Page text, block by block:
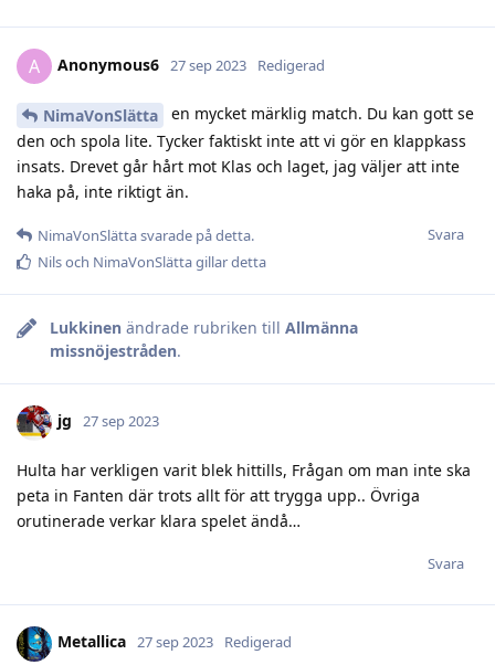
A Anonymous6 27 sep 2023 Redigerad
NimaVonSlätta
en mycket märklig match. Du kan gott se
den och spola lite. Tycker faktiskt inte att vi gör en klappkass
insats. Drevet går hårt mot Klas och laget, jag väljer att inte
haka på, inte riktigt än.
Svara
NimaVonSlättasvarade på detta.
Nilsoch NimaVonSlättagillar detta
Lukkinen ändrade rubriken till Allmänna
missnöjestråden.
jg 27 sep 2023
Hulta har verkligen varit blek hittills, Frågan om man inte ska
peta in Fanten där trots allt för att trygga upp.. Övriga
orutinerade verkar klara spelet ändå…
Svara
Metallica 27 sep 2023 Redigerad